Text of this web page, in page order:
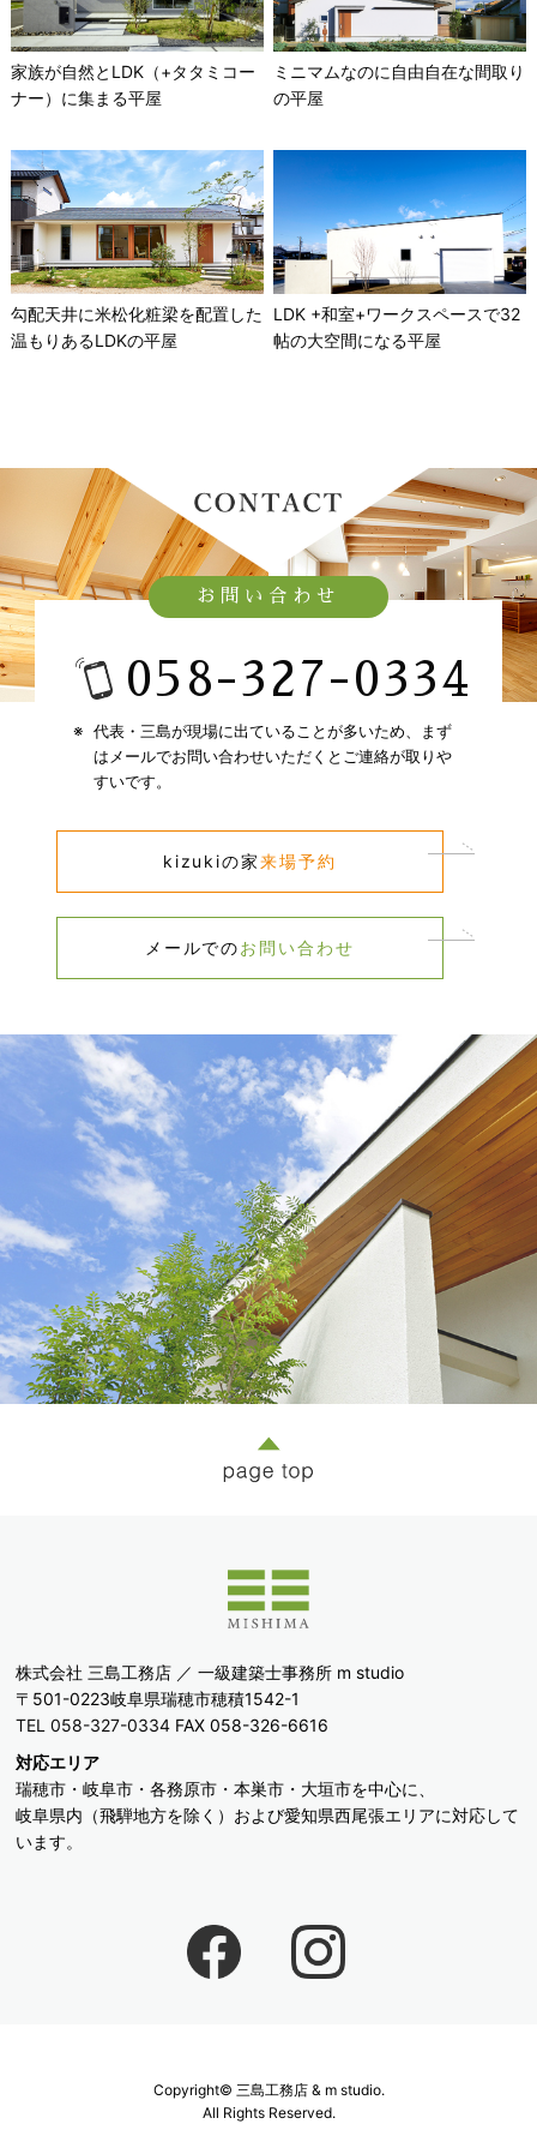
家族が自然とLDK（+タタミコー
ナー）に集まる平屋
ミニマムなのに自由自在な間取り
の平屋
勾配天井に米松化粧梁を配置した
温もりあるLDKの平屋
LDK +和室+ワークスペースで32
帖の大空間になる平屋
お問い合わせ
058-327-0334​
代表・三島が現場に出ていることが多いため、​
まず
はメールでお問い合わせいただくとご連絡が取りや
すいです。​
kizukiの家​来場予約​
メールでの​お問い合わせ​
株式会社 三島工務店 ／ 一級建築士事務所 m studio
〒501-0223岐阜県瑞穂市穂積1542-1
TEL 058-327-0334 FAX 058-326-6616
対応エリア
瑞穂市・岐阜市・各務原市・本巣市・大垣市を中心に、
岐阜県内（飛騨地方を除く）および愛知県西尾張エリアに対応して
います。
Copyright© 三島工務店 & m studio.
All Rights Reserved.